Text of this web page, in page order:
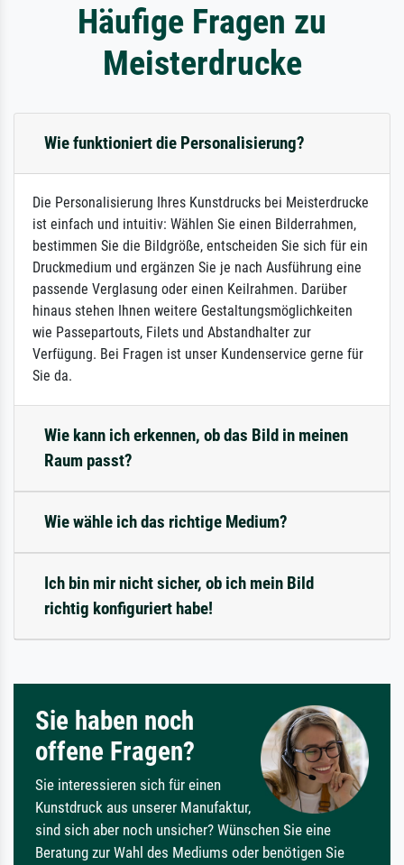
Häufige Fragen zu
Meisterdrucke
Wie funktioniert die Personalisierung?
Die Personalisierung Ihres Kunstdrucks bei Meisterdrucke
ist einfach und intuitiv: Wählen Sie einen Bilderrahmen,
bestimmen Sie die Bildgröße, entscheiden Sie sich für ein
Druckmedium und ergänzen Sie je nach Ausführung eine
passende Verglasung oder einen Keilrahmen. Darüber
hinaus stehen Ihnen weitere Gestaltungsmöglichkeiten
wie Passepartouts, Filets und Abstandhalter zur
Verfügung. Bei Fragen ist unser Kundenservice gerne für
Sie da.
Wie kann ich erkennen, ob das Bild in meinen
Raum passt?
Wie wähle ich das richtige Medium?
Ich bin mir nicht sicher, ob ich mein Bild
richtig konfiguriert habe!
Sie haben noch
offene Fragen?
Sie interessieren sich für einen
Kunstdruck aus unserer Manufaktur,
sind sich aber noch unsicher? Wünschen Sie eine
Beratung zur Wahl des Mediums oder benötigen Sie